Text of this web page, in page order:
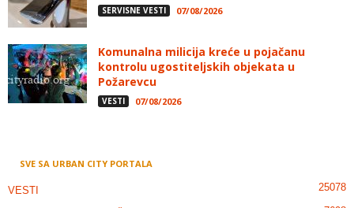
SERVISNE VESTI 07/08/2026
Komunalna milicija kreće u pojačanu
kontrolu ugostiteljskih objekata u
Požarevcu
VESTI 07/08/2026
SVE SA URBAN CITY PORTALA
VESTI
25078